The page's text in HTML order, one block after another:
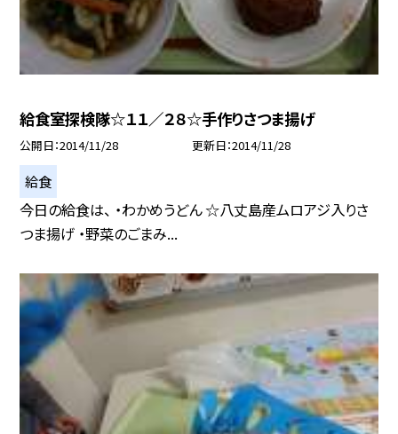
給食室探検隊☆１１／２８☆手作りさつま揚げ
公開日 2014/11/28 更新日 2014/11/28
給食
今日の給食は、 ・わかめうどん ☆八丈島産ムロアジ入りさ
つま揚げ ・野菜のごまみ...